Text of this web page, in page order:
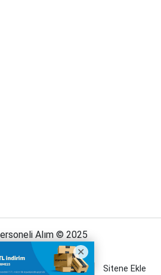
Alım © 2025
Gizlilik İlkeleri Sitene Ekle